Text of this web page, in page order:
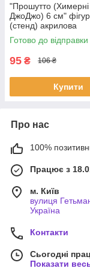
"Прошутто (Химерні
ДжоДжо) 6 см"
(стенд) акрилова
Готово до відправки
95 ₴ 106 ₴
Купити
Про нас
100%
Працює з
м. Київ
вулиця
Україна
Контакти
Сьогодні
Показати